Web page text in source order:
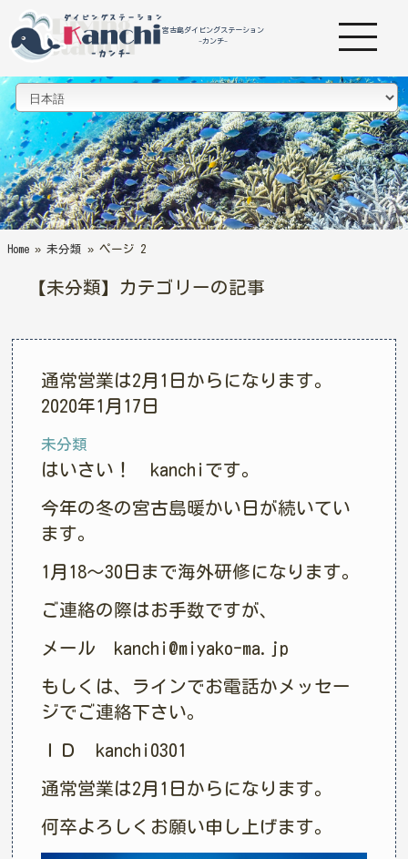
宮古島ダイビングステーション
-カンチ-
Home » 未分類 » ページ 2
【未分類】カテゴリーの記事
通常営業は2月1日からになります。
2020年1月17日
未分類
はいさい！ kanchiです。
今年の冬の宮古島暖かい日が続いてい
ます。
1月18～30日まで海外研修になります。
ご連絡の際はお手数ですが、
メール kanchi@miyako-ma.jp
もしくは、ラインでお電話かメッセー
ジでご連絡下さい。
ＩＤ kanchi0301
通常営業は2月1日からになります。
何卒よろしくお願い申し上げます。